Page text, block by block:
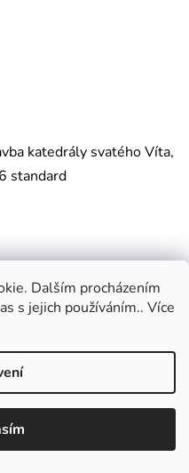
Dalším procházením
s jejich používáním.. Více
katedrály svatého Víta,
standard